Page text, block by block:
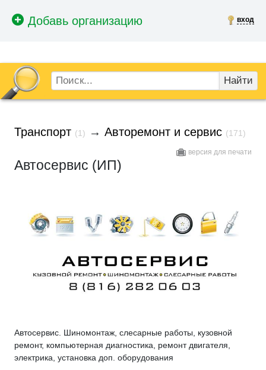
вход
Найти
Транспорт (1) → Авторемонт и сервис (171)
версия для печати
Автосервис (ИП)
Автосервис. Шиномонтаж, слесарные работы, кузовной
ремонт, компьютерная диагностика, ремонт двигателя,
электрика, установка доп. оборудования